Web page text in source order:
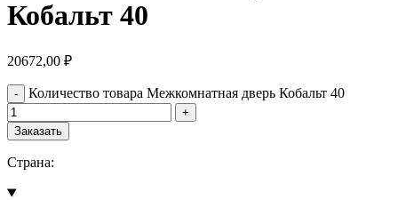
Кобальт 40
20672,00 ₽
Количество товара Межкомнатная дверь Кобальт 40
Заказать
Страна: